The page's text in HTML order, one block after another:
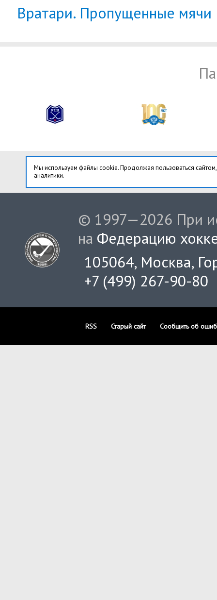
Вратари. Пропущенные мячи
Мы используем файлы cookie. Продолжая пользоваться
аналитики.
© 1997—2026 При
на Федерацию
105064, Москва,
+7 (499) 267-90-80
RSS Старый сайт Сообщить об